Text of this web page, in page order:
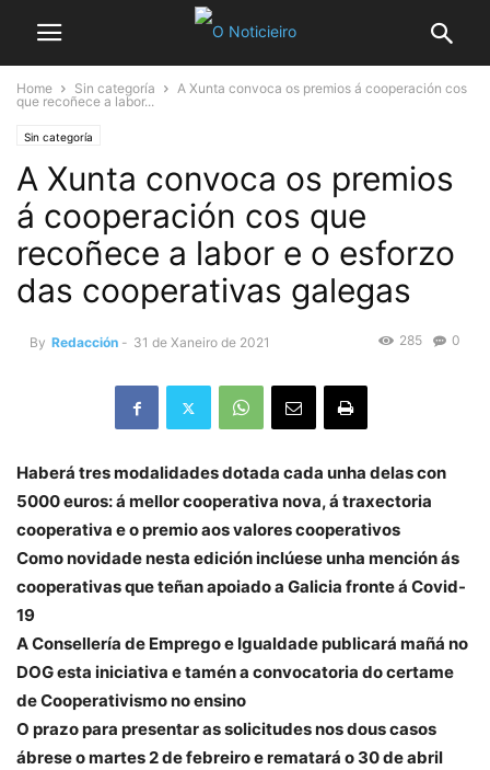
Home Sin categoría
A Xunta convoca os premios á cooperación cos
que recoñece a labor...
Sin categoría
A Xunta convoca os premios
á cooperación cos que
recoñece a labor e o esforzo
das cooperativas galegas
By Redacción - 31 de Xaneiro de 2021 0
285
Haberá tres modalidades dotada cada unha delas con
5000 euros: á mellor cooperativa nova, á traxectoria
cooperativa e o premio aos valores cooperativos
Como novidade nesta edición inclúese unha mención ás
cooperativas que teñan apoiado a Galicia fronte á Covid-
19
A Consellería de Emprego e Igualdade publicará mañá no
DOG esta iniciativa e tamén a convocatoria do certame
de Cooperativismo no ensino
O prazo para presentar as solicitudes nos dous casos
ábrese o martes 2 de febreiro e rematará o 30 de abril